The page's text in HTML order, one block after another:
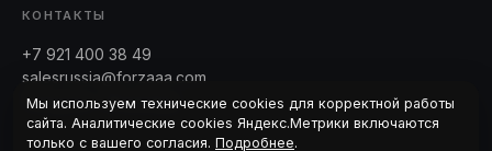
КОНТАКТЫ
+7 921 400 38 49
salesrussia@forzaaa.com
Telegram · WhatsApp
Мы используем технические cookies для корректной работы
сайта. Аналитические cookies Яндекс.Метрики включаются
только с вашего согласия. Подробнее.